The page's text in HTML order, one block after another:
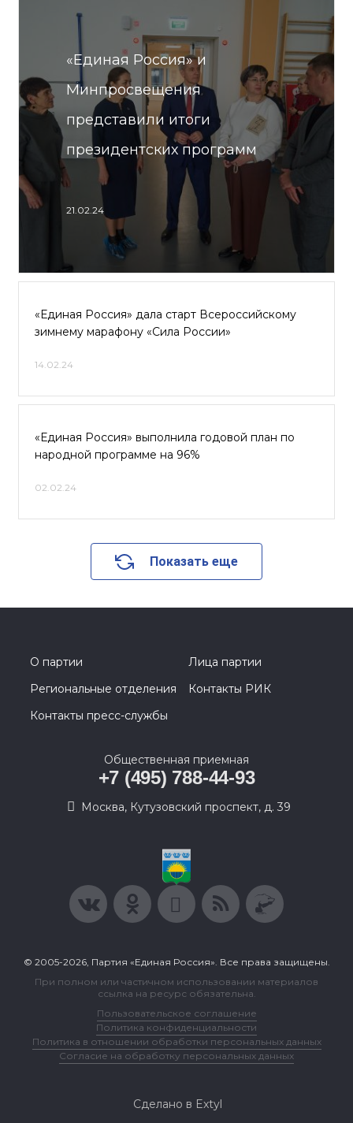
«Единая Россия» и
Минпросвещения
представили итоги
президентских программ
21.02.24
«Единая Россия» дала старт Всероссийскому
зимнему марафону «Сила России»
14.02.24
«Единая Россия» выполнила годовой план по
народной программе на 96%
02.02.24
Показать еще
О партии
Лица партии
Региональные отделения
Контакты РИК
Контакты пресс-службы
Общественная приемная
+7 (495) 788-44-93
Москва, Кутузовский проспект, д. 39
© 2005-2026, Партия «Единая Россия». Все права защищены.
При полном или частичном использовании материалов
ссылка на ресурс обязательна.
Пользовательское соглашение
Политика конфиденциальности
Политика в отношении обработки персональных данных
Согласие на обработку персональных данных
Сделано в Extyl